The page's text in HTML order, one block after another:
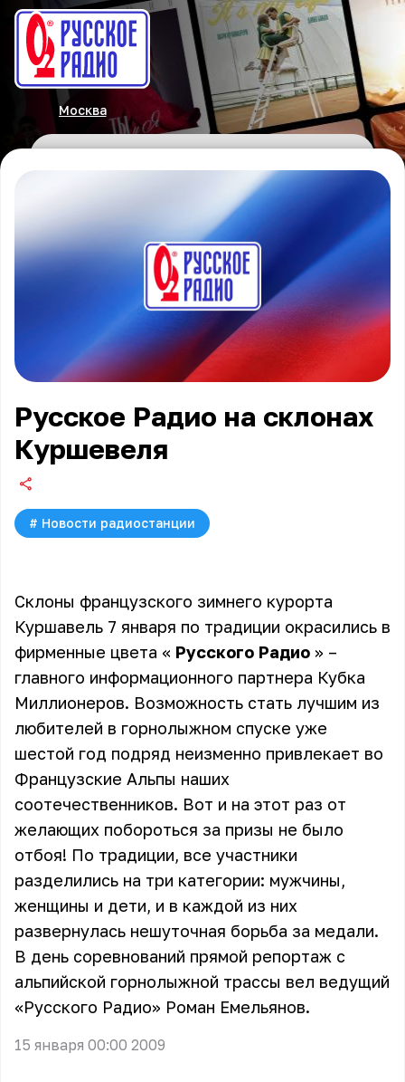
Москва
Русское Радио на склонах
Куршевеля
# Новости радиостанции
Склоны французского зимнего курорта
Куршавель 7 января по традиции окрасились в
фирменные цвета « Русского Радио » –
главного информационного партнера Кубка
Миллионеров. Возможность стать лучшим из
любителей в горнолыжном спуске уже
шестой год подряд неизменно привлекает во
Французские Альпы наших
соотечественников. Вот и на этот раз от
желающих побороться за призы не было
отбоя! По традиции, все участники
разделились на три категории: мужчины,
женщины и дети, и в каждой из них
развернулась нешуточная борьба за медали.
В день соревнований прямой репортаж с
альпийской горнолыжной трассы вел ведущий
«Русского Радио» Роман Емельянов.
15 января 00:00 2009